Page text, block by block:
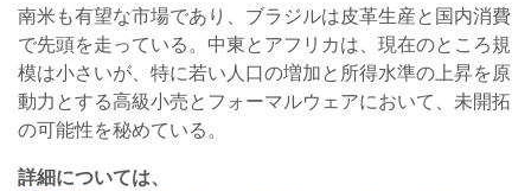
南米も有望な市場であり、ブラジルは皮革生産と国内消費
で先頭を走っている。中東とアフリカは、現在のところ規
模は小さいが、特に若い人口の増加と所得水準の上昇を原
動力とする高級小売とフォーマルウェアにおいて、未開拓
の可能性を秘めている。
詳細については、